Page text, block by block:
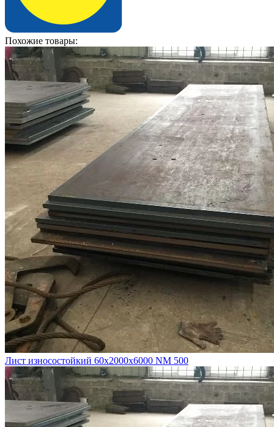
Похожие товары:
Лист износостойкий 60х2000х6000 NM 500